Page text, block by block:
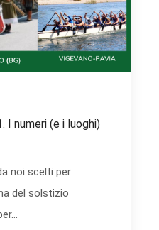
I numeri (e i luoghi)
noi scelti per
del solstizio